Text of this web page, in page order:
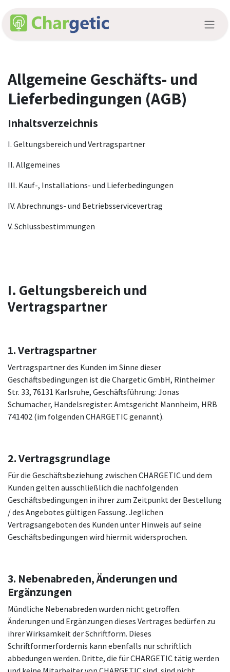
Allgemeine Geschäfts- und
Lieferbedingungen (AGB)
Inhaltsverzeichnis
I. Geltungsbereich und Vertragspartner
II. Allgemeines
III. Kauf-, Installations- und Lieferbedingungen
IV. Abrechnungs- und Betriebsservicevertrag
V. Schlussbestimmungen
I. Geltungsbereich und
Vertragspartner
1. Vertragspartner
Vertragspartner des Kunden im Sinne dieser
Geschäftsbedingungen ist die Chargetic GmbH, Rintheimer
Str. 33, 76131 Karlsruhe, Geschäftsführung: Jonas
Schumacher, Handelsregister: Amtsgericht Mannheim, HRB
741402 (im folgenden CHARGETIC genannt).
2. Vertragsgrundlage
Für die Geschäftsbeziehung zwischen CHARGETIC und dem
Kunden gelten ausschließlich die nachfolgenden
Geschäftsbedingungen in ihrer zum Zeitpunkt der Bestellung
/ des Angebotes gültigen Fassung. Jeglichen
Vertragsangeboten des Kunden unter Hinweis auf seine
Geschäftsbedingungen wird hiermit widersprochen.
3. Nebenabreden, Änderungen und
Ergänzungen
Mündliche Nebenabreden wurden nicht getroffen.
Änderungen und Ergänzungen dieses Vertrages bedürfen zu
ihrer Wirksamkeit der Schriftform. Dieses
Schriftformerfordernis kann ebenfalls nur schriftlich
abbedungen werden. Dritte, die für CHARGETIC tätig werden